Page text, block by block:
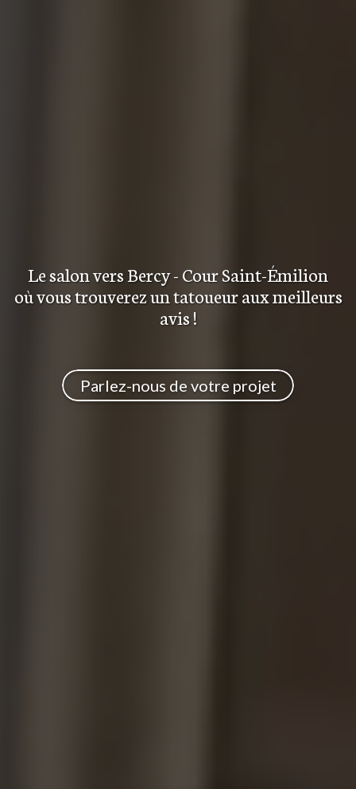
Le salonvers Bercy - Cour Saint-Émilion
où vous trouverezun tatoueur aux meilleurs
avis!
Parlez-nous de votre projet